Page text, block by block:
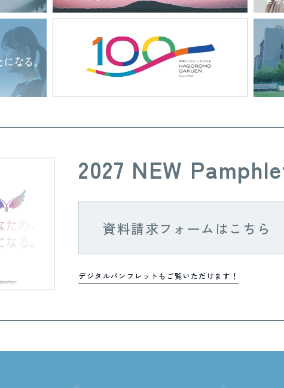
2027 NEW
資料請求フォームはこちら
デジタルパンフレットもご覧いただけます！